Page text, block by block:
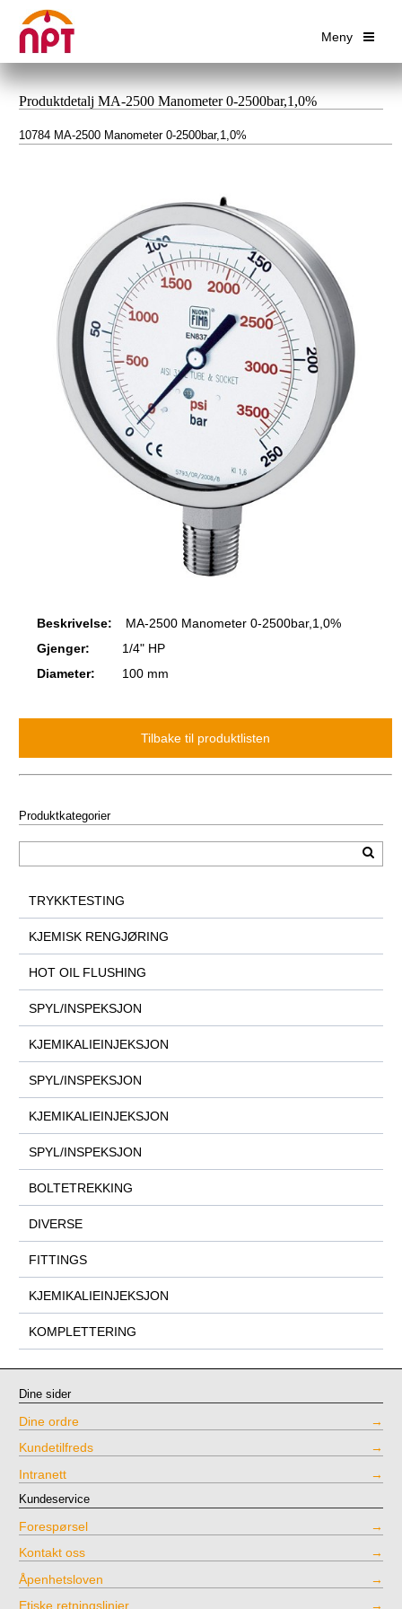
Meny
Produktdetalj MA-2500 Manometer 0-2500bar,1,0%
10784 MA-2500 Manometer 0-2500bar,1,0%
Beskrivelse:
MA-2500 Manometer 0-2500bar,1,0%
Gjenger:
1/4" HP
Diameter:
100 mm
Produktkategorier
TRYKKTESTING
KJEMISK RENGJØRING
HOT OIL FLUSHING
SPYL/INSPEKSJON
KJEMIKALIEINJEKSJON
SPYL/INSPEKSJON
KJEMIKALIEINJEKSJON
SPYL/INSPEKSJON
BOLTETREKKING
DIVERSE
FITTINGS
KJEMIKALIEINJEKSJON
KOMPLETTERING
Dine sider
Dine ordre
Kundetilfreds
Intranett
Kundeservice
Forespørsel
Kontakt oss
Åpenhetsloven
Etiske retningslinjer